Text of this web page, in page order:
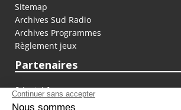
Sitemap
Archives Sud Radio
Archives Programmes
Règlement jeux
Partenaires
fiducial.fr
lyoncapitale.fr